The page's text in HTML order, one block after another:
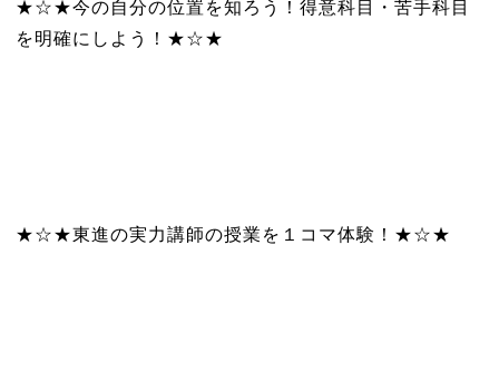
★☆★今の自分の位置を知ろう！得意科目・苦手科目
を明確にしよう！★☆★
★☆★東進の実力講師の授業を１コマ体験！★☆★